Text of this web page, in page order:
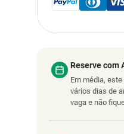
Reserve com
Em média,
vários dias de
vaga e não